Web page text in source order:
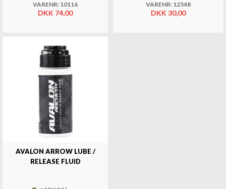
VARENR: 10116
DKK 74,00
VARENR: 12548
DKK 30,00
AVALON ARROW LUBE /
RELEASE FLUID